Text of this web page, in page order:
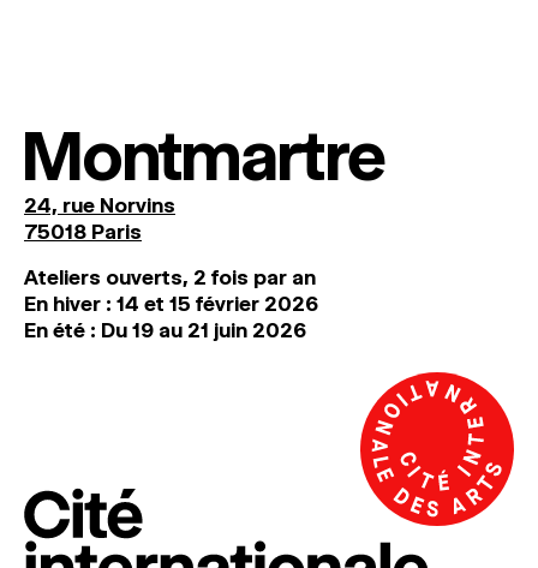
Montmartre
24, rue Norvins
75018 Paris
Ateliers ouverts, 2 fois par an
En hiver : 14 et 15 février 2026
En été : Du 19 au 21 juin 2026